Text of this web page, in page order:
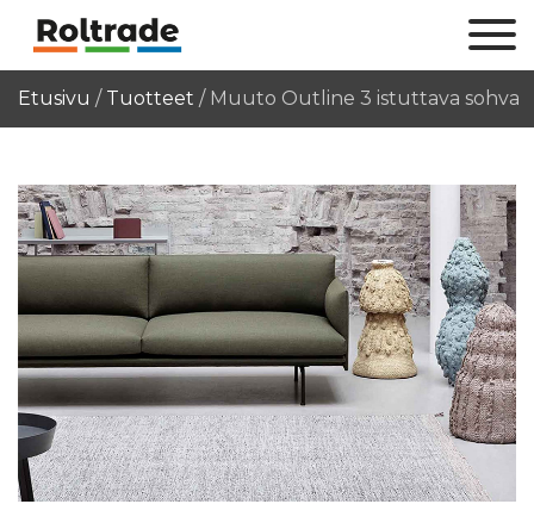
Etusivu / Tuotteet / Muuto Outline 3 istuttava sohva